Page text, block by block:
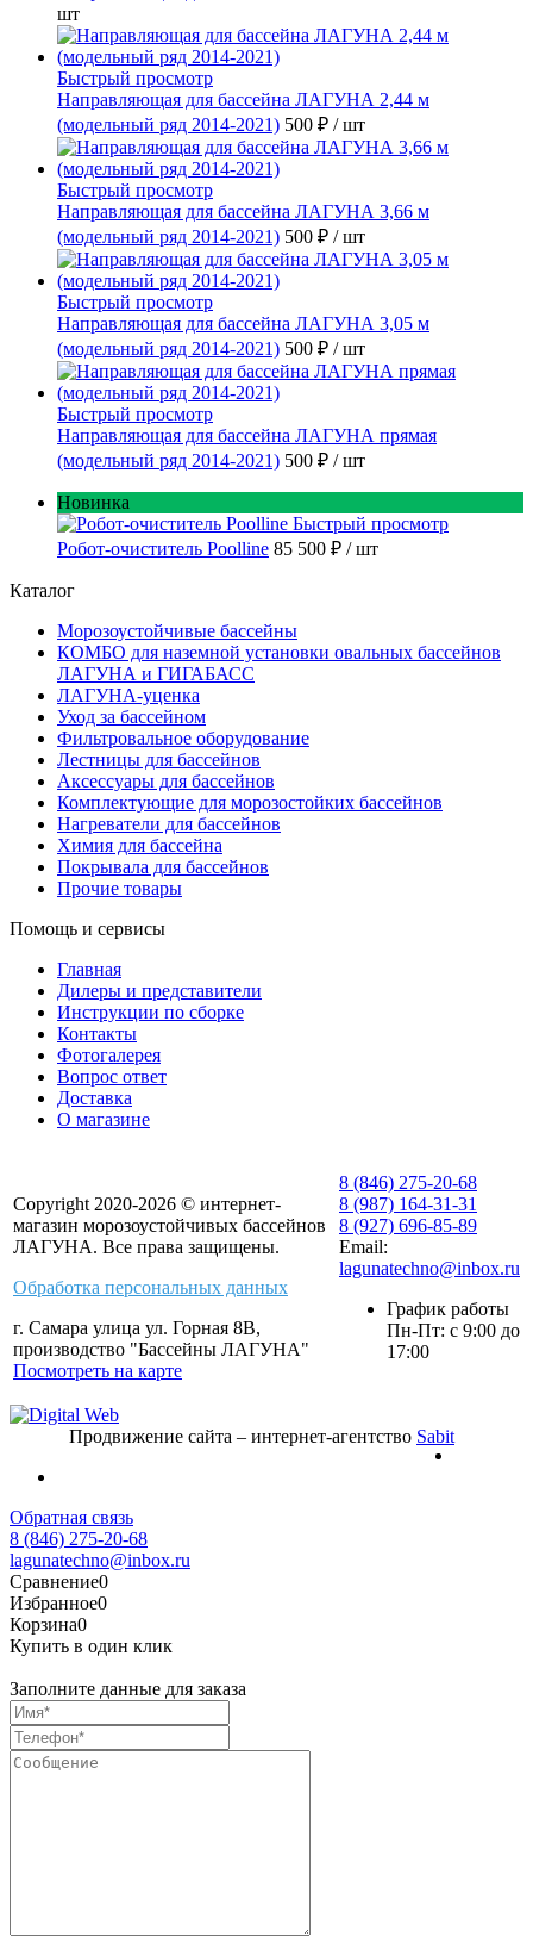
шт
Быстрый просмотр
Направляющая для бассейна ЛАГУНА 2,44 м
(модельный ряд 2014-2021) 500 ₽ / шт
Быстрый просмотр
Направляющая для бассейна ЛАГУНА 3,66 м
(модельный ряд 2014-2021) 500 ₽ / шт
Быстрый просмотр
Направляющая для бассейна ЛАГУНА 3,05 м
(модельный ряд 2014-2021) 500 ₽ / шт
Быстрый просмотр
Направляющая для бассейна ЛАГУНА прямая
(модельный ряд 2014-2021) 500 ₽ / шт
Новинка
Быстрый просмотр
Робот-очиститель Poolline 85 500 ₽ / шт
Каталог
Морозоустойчивые бассейны
КОМБО для наземной установки овальных бассейнов
ЛАГУНА и ГИГАБАСС
ЛАГУНА-уценка
Уход за бассейном
Фильтровальное оборудование
Лестницы для бассейнов
Аксессуары для бассейнов
Комплектующие для морозостойких бассейнов
Нагреватели для бассейнов
Химия для бассейна
Покрывала для бассейнов
Прочие товары
Помощь и сервисы
Главная
Дилеры и представители
Инструкции по сборке
Контакты
Фотогалерея
Вопрос ответ
Доставка
О магазине
Copyright 2020-2026 © интернет-
магазин морозоустойчивых бассейнов
ЛАГУНА. Все права защищены.
Обработка персональных данных
г. Самара улица ул. Горная 8В,
производство "Бассейны ЛАГУНА"
Посмотреть на карте
8 (846) 275-20-68
8 (987) 164-31-31
8 (927) 696-85-89
Email:
lagunatechno@inbox.ru
График работы
Пн-Пт: с 9:00 до
17:00
Продвижение сайта – интернет-агентство Sabit
Обратная связь
8 (846) 275-20-68
lagunatechno@inbox.ru
Сравнение0
Избранное0
Корзина0
Купить в один клик
Заполните данные для заказа